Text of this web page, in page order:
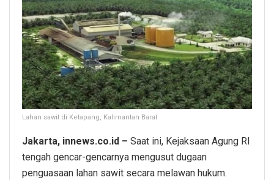
Lahan sawit di Ketapang, Kalimantan Barat
Jakarta, innews.co.id – Saat ini, Kejaksaan Agung RI
tengah gencar-gencarnya mengusut dugaan
penguasaan lahan sawit secara melawan hukum.